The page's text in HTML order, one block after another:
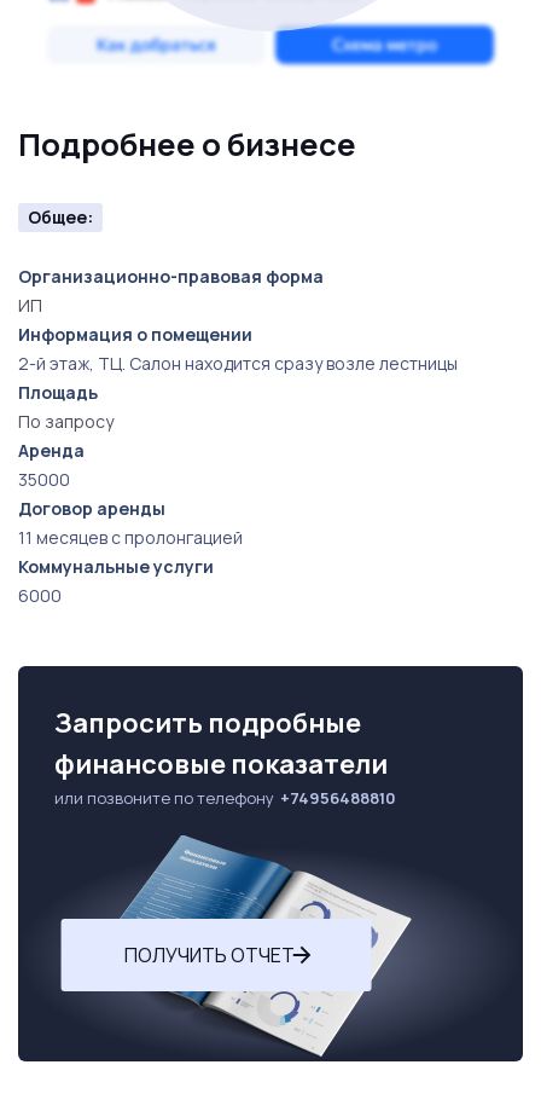
Подробнее о бизнесе
Общее:
Организационно-правовая форма
ИП
Информация о помещении
2-й этаж, ТЦ. Салон находится сразу возле лестницы
Площадь
По запросу
Аренда
35000
Договор аренды
11 месяцев с пролонгацией
Коммунальные услуги
6000
Запросить подробные
финансовые показатели
или позвоните по телефону +74956488810
ПОЛУЧИТЬ ОТЧЕТ